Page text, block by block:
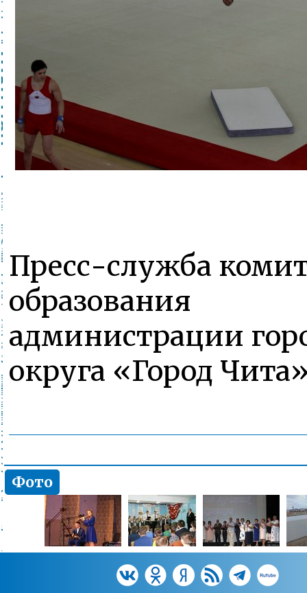
Пресс-служба
образования
администрации
округа «Город
Фото